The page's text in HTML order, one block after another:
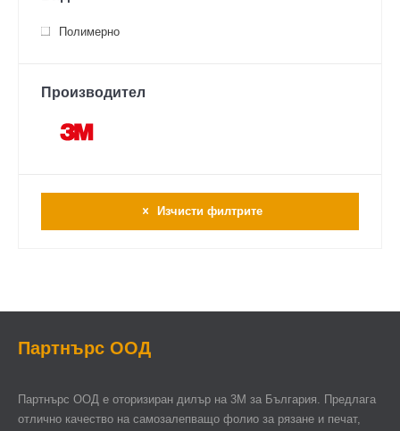
Полимерно
Производител
Изчисти филтрите
Партнърс ООД
Партнърс ООД e оторизиран дилър на 3М за България. Предлага
отлично качество на самозалепващо фолио за рязане и печат,